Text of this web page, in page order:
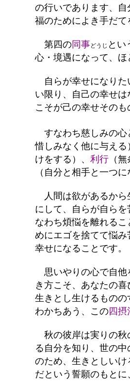
の行いであります、
福のためによき手だ
第四の同事どうじ とい
心・境遇になって、
自らが幸せになりた
い限り、自己の幸せ
こそが己の幸せその
すなわち慈しみの心
惜しみなく他に与える
けをする）、 利行 （
（自分と相手と一つ
人間は欲があるから
にして、自らが自ら
なわち煩悩を離れる
めにエゴを捨てて悩
幸せになることです。
思いやりの心で自他
き方こそ、あなたの
生きとし生けるもの
わかちあう、この四摂
秋の彼岸は実りの秋
る自分を知り、世の
のため、生きとしい
だという誓願のもとに